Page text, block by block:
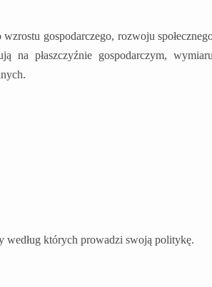
gospodarczego, rozwoju
na płaszczyźnie gospodarczym,
według których prowadzi swoją politykę.